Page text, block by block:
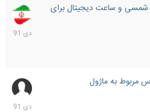
و ساعت دیجیتال برای
10
دی
به ماژول
2
دی